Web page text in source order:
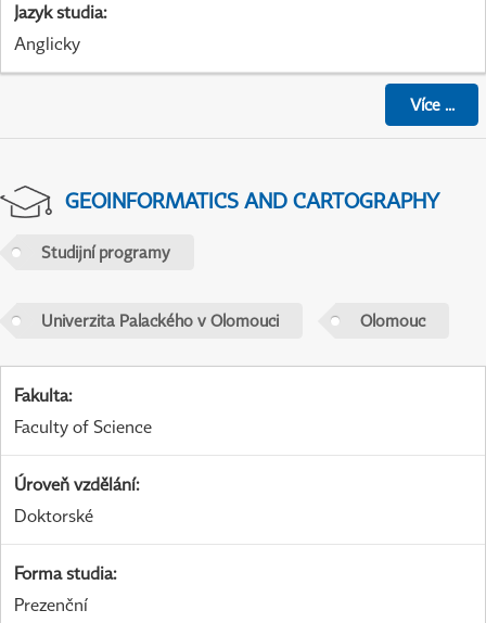
Jazyk studia:
Anglicky
Více...
GEOINFORMATICS AND CARTOGRAPHY
Studijní programy
Univerzita Palackého v Olomouci Olomouc
Fakulta:
Faculty of Science
Úroveň vzdělání:
Doktorské
Forma studia:
Prezenční